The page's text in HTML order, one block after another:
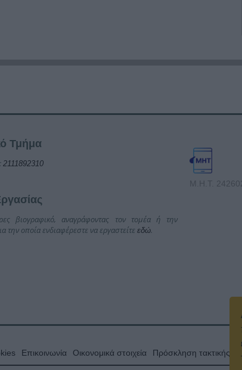
Τμήμα
2111892310
βιογραφικό, αναγράφοντας τον τομέα ή την
την οποία ενδιαφέρεστε να εργαστείτε εδώ
Μ.Η.Τ.
Επικοινωνία Οικονομικά στοιχεία Πρόσκληση τακτικής